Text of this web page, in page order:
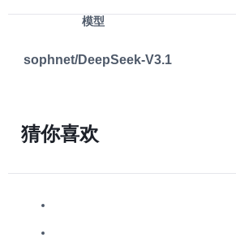
模型
sophnet/DeepSeek-V3.1
猜你喜欢